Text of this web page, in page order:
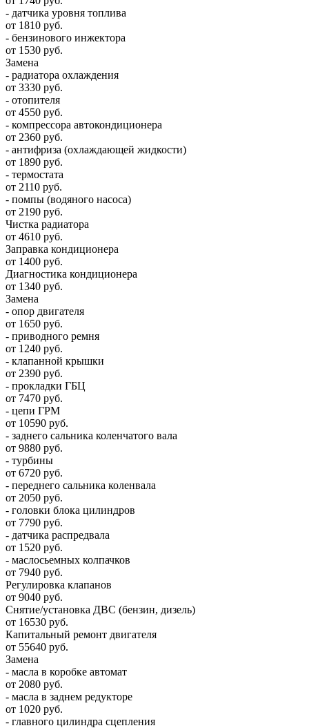
- датчика уровня топлива
от 1810 руб.
- бензинового инжектора
от 1530 руб.
Замена
- радиатора охлаждения
от 3330 руб.
- отопителя
от 4550 руб.
- компрессора автокондиционера
от 2360 руб.
- антифриза (охлаждающей жидкости)
от 1890 руб.
- термостата
от 2110 руб.
- помпы (водяного насоса)
от 2190 руб.
Чистка радиатора
от 4610 руб.
Заправка кондиционера
от 1400 руб.
Диагностика кондиционера
от 1340 руб.
Замена
- опор двигателя
от 1650 руб.
- приводного ремня
от 1240 руб.
- клапанной крышки
от 2390 руб.
- прокладки ГБЦ
от 7470 руб.
- цепи ГРМ
от 10590 руб.
- заднего сальника коленчатого вала
от 9880 руб.
- турбины
от 6720 руб.
- переднего сальника коленвала
от 2050 руб.
- головки блока цилиндров
от 7790 руб.
- датчика распредвала
от 1520 руб.
- маслосьемных колпачков
от 7940 руб.
Регулировка клапанов
от 9040 руб.
Снятие/установка ДВС (бензин, дизель)
от 16530 руб.
Капитальный ремонт двигателя
от 55640 руб.
Замена
- масла в коробке автомат
от 2080 руб.
- масла в заднем редукторе
от 1020 руб.
- главного цилиндра сцепления